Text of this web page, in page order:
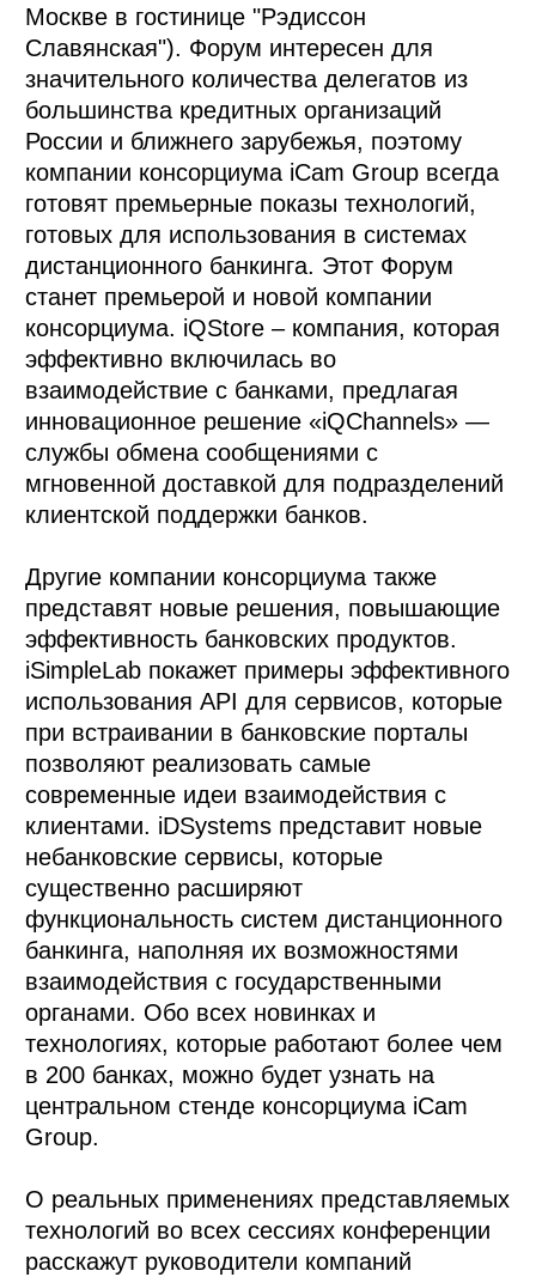
Москве в гостинице "Рэдиссон
Славянская"). Форум интересен для
значительного количества делегатов из
большинства кредитных организаций
России и ближнего зарубежья, поэтому
компании консорциума iCam Group всегда
готовят премьерные показы технологий,
готовых для использования в системах
дистанционного банкинга. Этот Форум
станет премьерой и новой компании
консорциума. iQStore – компания, которая
эффективно включилась во
взаимодействие с банками, предлагая
инновационное решение «iQChannels» —
службы обмена сообщениями с
мгновенной доставкой для подразделений
клиентской поддержки банков.
Другие компании консорциума также
представят новые решения, повышающие
эффективность банковских продуктов.
iSimpleLab покажет примеры эффективного
использования API для сервисов, которые
при встраивании в банковские порталы
позволяют реализовать самые
современные идеи взаимодействия с
клиентами. iDSystems представит новые
небанковские сервисы, которые
существенно расширяют
функциональность систем дистанционного
банкинга, наполняя их возможностями
взаимодействия с государственными
органами. Обо всех новинках и
технологиях, которые работают более чем
в 200 банках, можно будет узнать на
центральном стенде консорциума iCam
Group.
О реальных применениях представляемых
технологий во всех сессиях конференции
расскажут руководители компаний